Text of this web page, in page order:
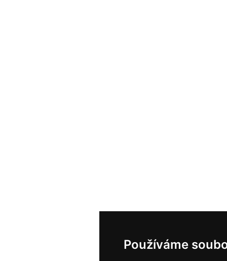
Používáme